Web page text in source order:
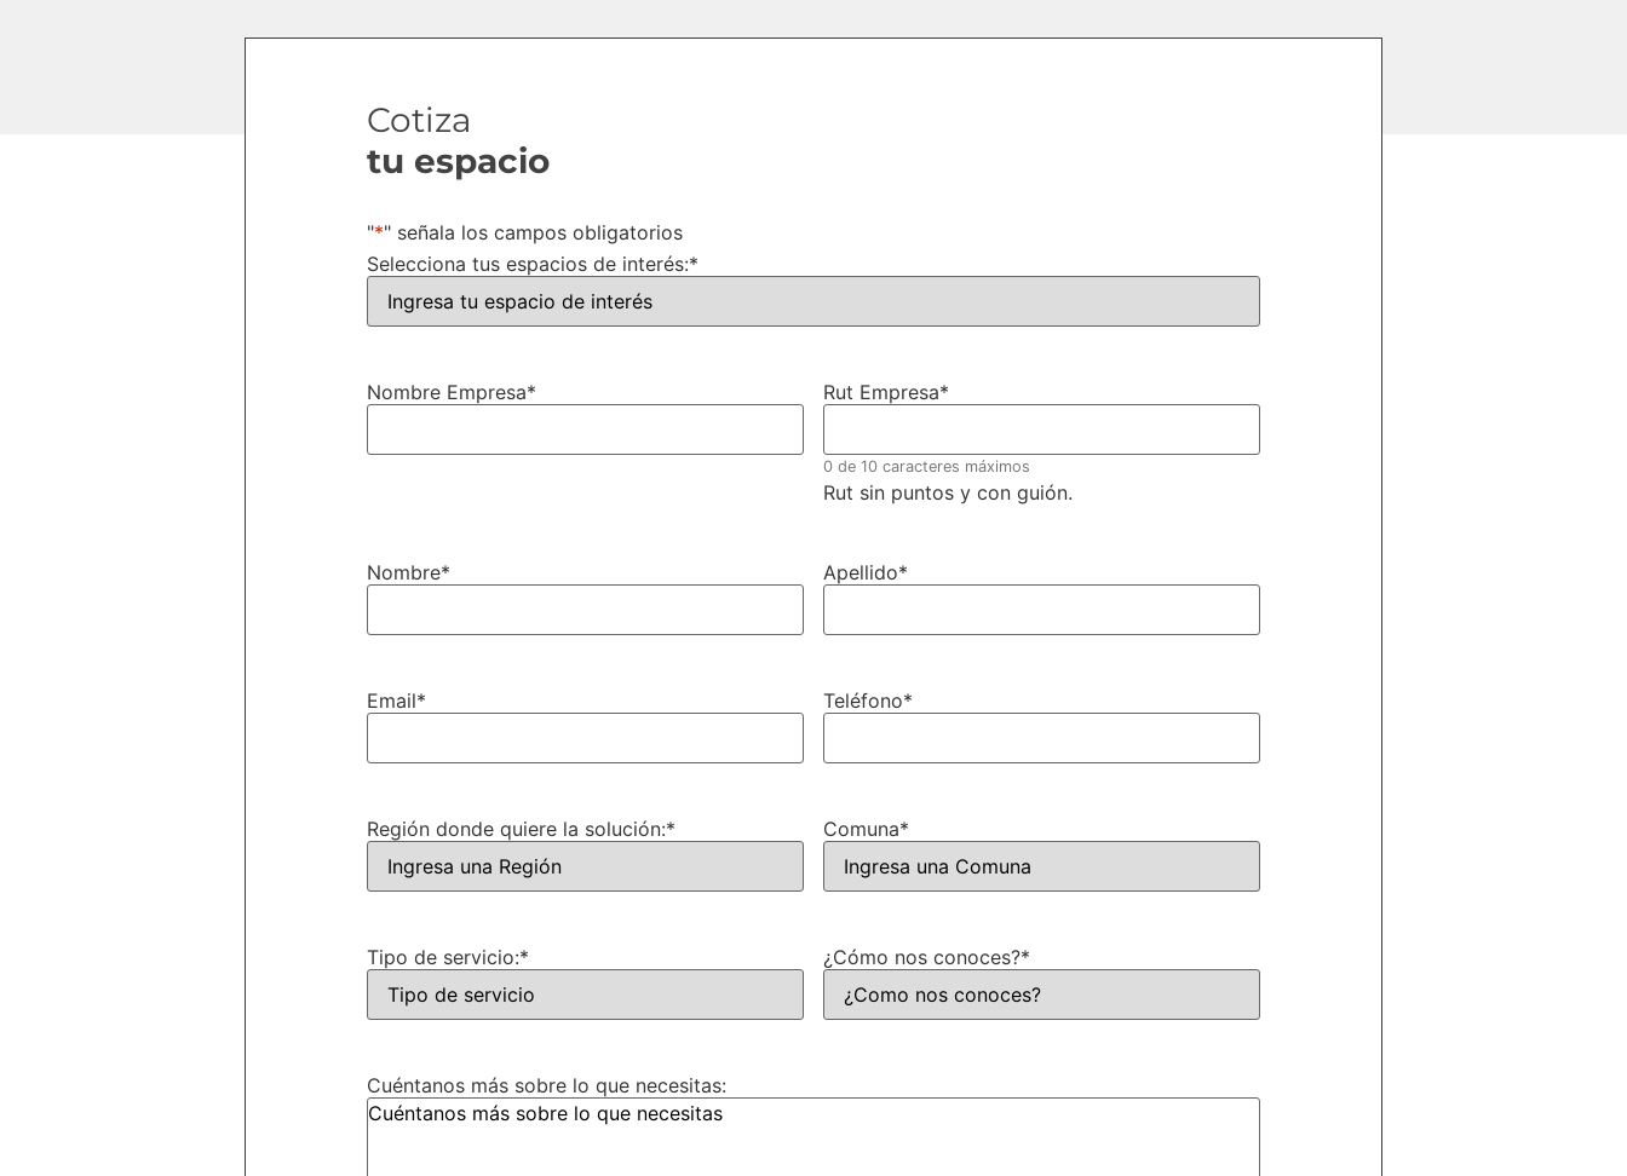
Cotiza
tu espacio
"*" señala los campos obligatorios
Selecciona tus espacios de interés:*
Nombre Empresa* Rut Empresa*
0 de 10 caracteres máximos
Rut sin puntos y con guión.
Nombre* Apellido*
Email* Teléfono*
Región donde quiere la solución:* Comuna*
Tipo de servicio:* ¿Cómo nos conoces?*
Cuéntanos más sobre lo que necesitas: